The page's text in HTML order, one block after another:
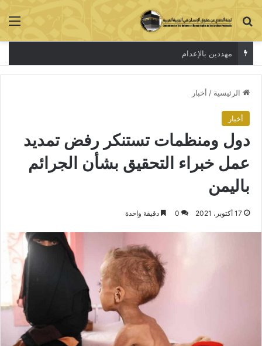
بحث عن
مهددين بالإعدام
الرئيسية / أخبار
أخبار
دول ومنظمات تستنكر رفض تمديد
عمل خبراء التحقيق بشأن الجرائم
باليمن
17 أكتوبر، 2021 0 دقيقة واحدة